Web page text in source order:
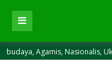
Nasionalis, Ukhuwah, Amanah)